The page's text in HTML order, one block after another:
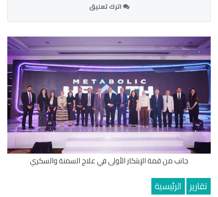
اترك تعليق
جانب من قمة الإبتكار الأولى في علاج السمنة والسكري
تقارير الرئيسية